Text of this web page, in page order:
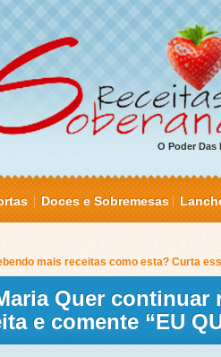
O Poder Das
Doces e Sobremesas
mais receitas como esta? Curta
Quer continuar
e comente “EU